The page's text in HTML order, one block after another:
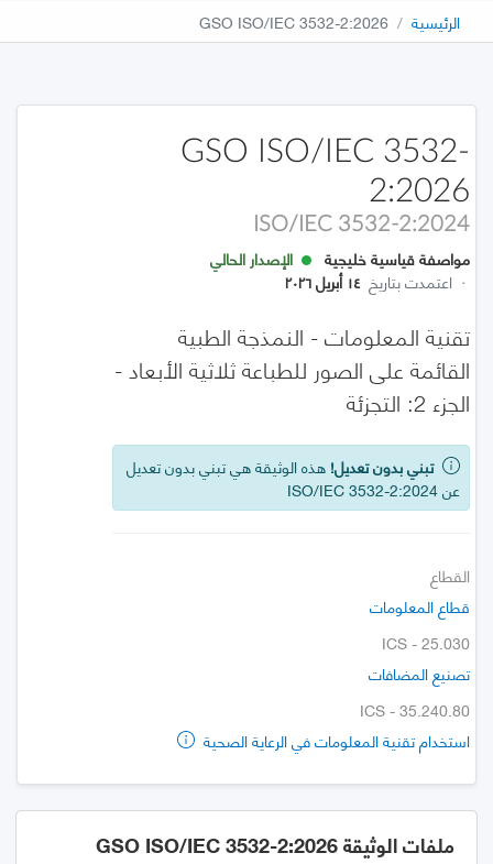
الرئيسية GSO ISO/IEC 3532-2:2026
GSO ISO/IEC 3532-
2:2026
ISO/IEC 3532-2:2024
مواصفة قياسية خليجية
الإصدار الحالي
· اعتمدت بتاريخ ١٤ أبريل ٢٠٢٦
تقنية المعلومات - النمذجة الطبية
القائمة على الصور للطباعة ثلاثية الأبعاد -
الجزء 2: التجزئة
تبني بدون تعديل! هذه الوثيقة هي تبني بدون تعديل
عن ISO/IEC 3532-2:2024
القطاع
قطاع المعلومات
ICS - 25.030
تصنيع المضافات
ICS - 35.240.80
استخدام تقنية المعلومات في الرعاية الصحية
ملفات الوثيقة GSO ISO/IEC 3532-2:2026